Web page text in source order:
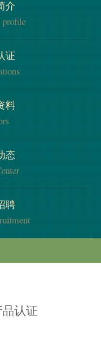
介
profile
证
料
态
聘
认证